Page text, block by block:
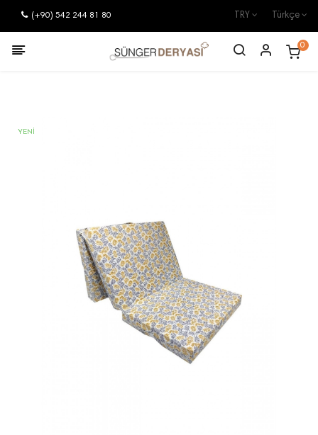
(+90) 542 244 81 80 Türkçe
TRY
0
YENI